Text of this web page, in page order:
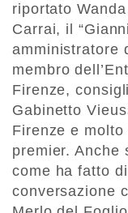
riportato
Carrai, il
amministratore
membro
Firenze,
Gabinetto
Firenze e molto
premier. Anche
come ha fatto
conversazione